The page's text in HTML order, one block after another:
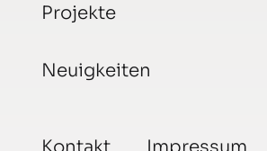
Projekte
Neuigkeiten